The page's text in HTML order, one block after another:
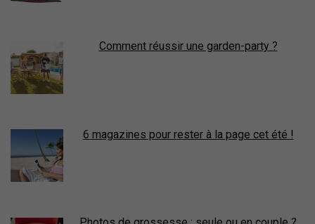
Comment réussir une garden-party ?
6 magazines pour rester à la page cet été !